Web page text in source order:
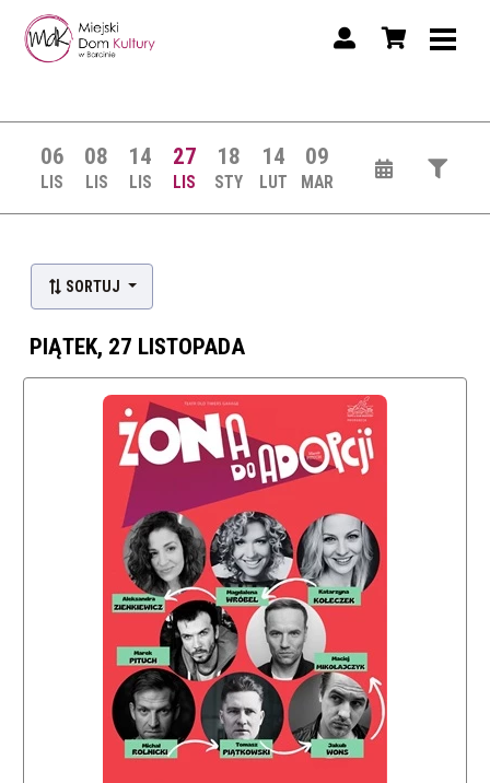
06
LIS
08
LIS
14
LIS
27
LIS
18
STY
14
LUT
09
MAR
SORTUJ
PIĄTEK, 27 LISTOPADA